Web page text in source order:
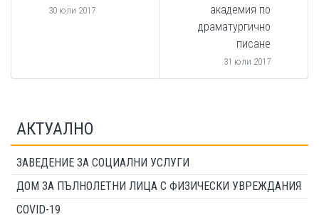
30 юли 2017
академия по
драматургично
писане
31 юли 2017
АКТУАЛНО
ЗАВЕДЕНИЕ ЗА СОЦИАЛНИ УСЛУГИ
ДОМ ЗА ПЪЛНОЛЕТНИ ЛИЦА С ФИЗИЧЕСКИ УВРЕЖДАНИЯ
COVID-19